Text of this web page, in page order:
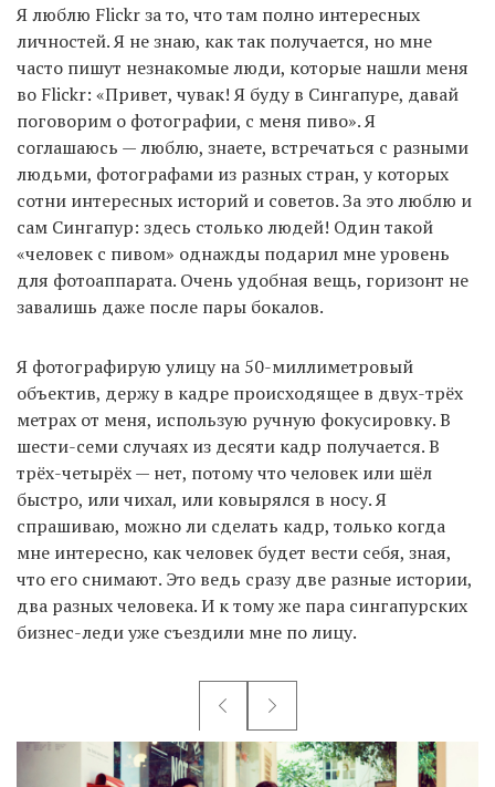
Я люблю Flickr за то, что там полно интересных
личностей. Я не знаю, как так получается, но мне
часто пишут незнакомые люди, которые нашли меня
во Flickr: «Привет, чувак! Я буду в Сингапуре, давай
поговорим о фотографии, с меня пиво». Я
соглашаюсь — люблю, знаете, встречаться с разными
людьми, фотографами из разных стран, у которых
сотни интересных историй и советов. За это люблю и
сам Сингапур: здесь столько людей! Один такой
«человек с пивом» однажды подарил мне уровень
для фотоаппарата. Очень удобная вещь, горизонт не
завалишь даже после пары бокалов.
Я фотографирую улицу на 50-миллиметровый
объектив, держу в кадре происходящее в двух-трёх
метрах от меня, использую ручную фокусировку. В
шести-семи случаях из десяти кадр получается. В
трёх-четырёх — нет, потому что человек или шёл
быстро, или чихал, или ковырялся в носу. Я
спрашиваю, можно ли сделать кадр, только когда
мне интересно, как человек будет вести себя, зная,
что его снимают. Это ведь сразу две разные истории,
два разных человека. И к тому же пара сингапурских
бизнес-леди уже съездили мне по лицу.